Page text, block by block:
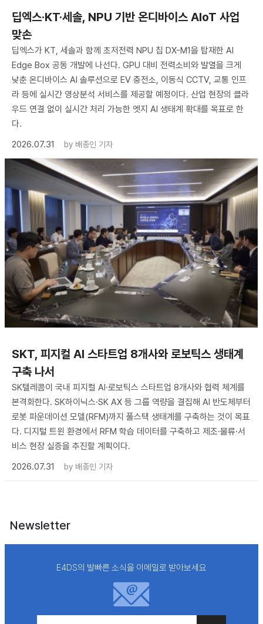
딥엑스·KT·세솔, NPU 기반 온디바이스 AIoT 사업
맞손
딥엑스가 KT, 세솔과 함께 초저전력 NPU 칩 DX-M1을 탑재한 AI
Edge Box 공동 개발에 나선다. GPU 대비 전력소비와 발열을 크게
낮춘 온디바이스 AI 솔루션으로 EV 충전소, 이동식 CCTV, 교통 인프
라 등에 실시간 영상분석 서비스를 제공할 예정이다. 산업 현장의 클라
우드 연결 없이 실시간 처리 가능한 엣지 AI 생태계 확대를 목표로 한
다.
2026.07.31
by 배종인 기자
SKT, 피지컬 AI 스타트업 8개사와 로보틱스 생태계
구축 나서
SK텔레콤이 국내 피지컬 AI·로보틱스 스타트업 8개사와 협력 체계를
본격화한다. SK하이닉스·SK AX 등 그룹 역량을 결집해 AI 반도체부터
로봇 파운데이션 모델(RFM)까지 풀스택 생태계를 구축하는 것이 목표
다. 디지털 트윈 환경에서 RFM 학습 데이터를 구축하고 제조·물류·서
비스 현장 실증을 추진할 계획이다.
2026.07.31
by 배종인 기자
Newsletter
E4DS의 발빠른 소식을 이메일로 받아보세요